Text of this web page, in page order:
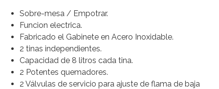
Sobre-mesa / Empotrar.
Funcion electrica.
Fabricado el Gabinete en Acero Inoxidable.
2 tinas independientes.
Capacidad de 8 litros cada tina.
2 Potentes quemadores.
2 Válvulas de servicio para ajuste de flama de baja